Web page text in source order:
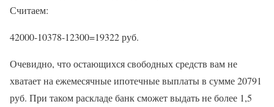
Считаем:
42000-10378-12300=19322 руб.
Очевидно, что остающихся свободных средств вам не
хватает на ежемесячные ипотечные выплаты в сумме 20791
руб. При таком раскладе банк сможет выдать не более 1,5